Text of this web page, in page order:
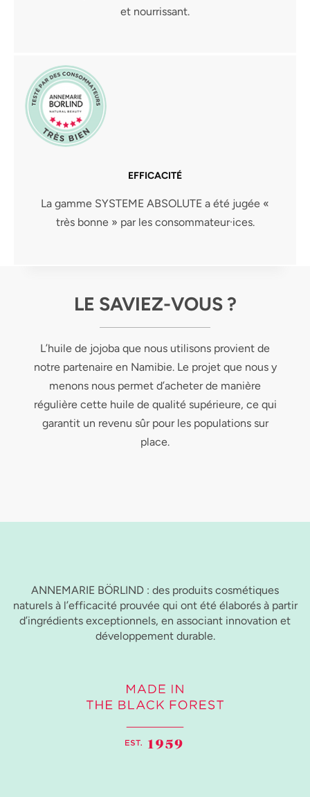
et nourrissant.
EFFICACITÉ
La gamme SYSTEME ABSOLUTE a été jugée «
très bonne » par les consommateur·ices.
LE SAVIEZ-VOUS ?
L’huile de jojoba que nous utilisons provient de
notre partenaire en Namibie. Le projet que nous y
menons nous permet d’acheter de manière
régulière cette huile de qualité supérieure, ce qui
garantit un revenu sûr pour les populations sur
place.
ANNEMARIE BÖRLIND : des produits cosmétiques
naturels à l’efficacité prouvée qui ont été élaborés à partir
d’ingrédients exceptionnels, en associant innovation et
développement durable.